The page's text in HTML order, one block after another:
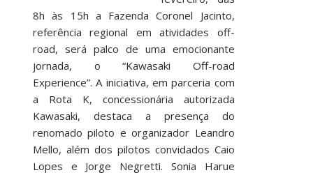
8h às 15h a Fazenda Coronel Jacinto,
referência regional em atividades off-
road, será palco de uma emocionante
jornada, o “Kawasaki Off-road
Experience”. A iniciativa, em parceria com
a Rota K, concessionária autorizada
Kawasaki, destaca a presença do
renomado piloto e organizador Leandro
Mello, além dos pilotos convidados Caio
Lopes e Jorge Negretti. Sonia Harue